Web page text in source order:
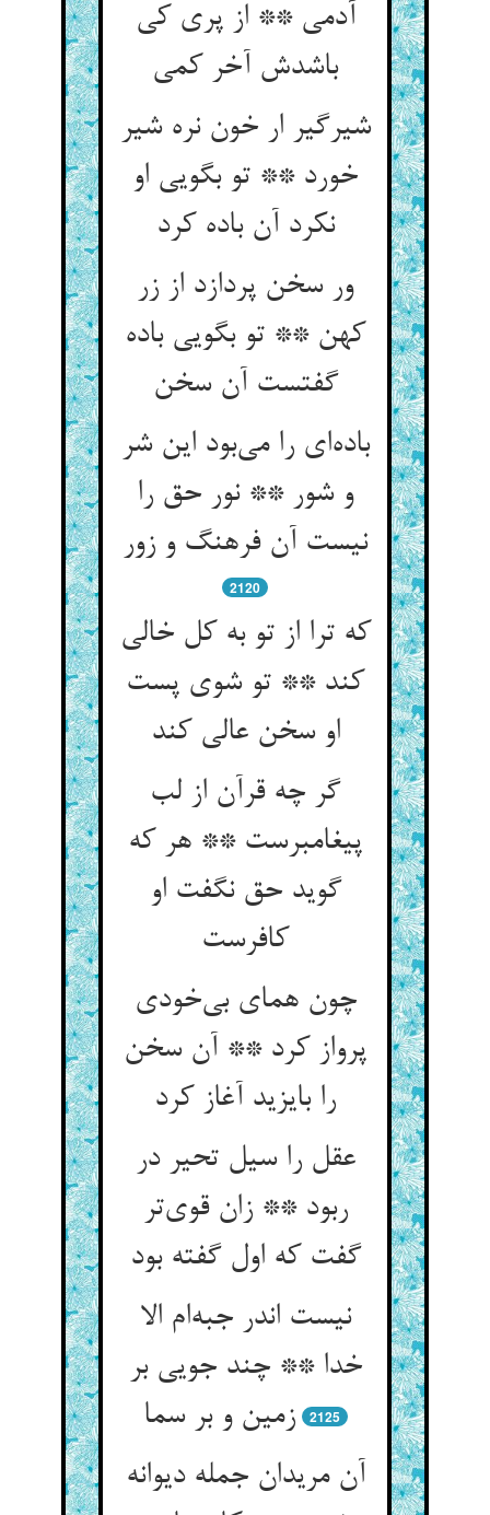
آدمی ** از پری کی
باشدش آخر کمی
شیرگیر ار خون نره شیر
خورد ** تو بگویی او
نکرد آن باده کرد
ور سخن پردازد از زر
کهن ** تو بگویی باده
گفتست آن سخن
باده‌ای را می‌بود این شر
و شور ** نور حق را
نیست آن فرهنگ و زور
2120
که ترا از تو به کل خالی
کند ** تو شوی پست
او سخن عالی کند
گر چه قرآن از لب
پیغامبرست ** هر که
گوید حق نگفت او
کافرست
چون همای بی‌خودی
پرواز کرد ** آن سخن
را بایزید آغاز کرد
عقل را سیل تحیر در
ربود ** زان قوی‌تر
گفت که اول گفته بود
نیست اندر جبه‌ام الا
خدا ** چند جویی بر
زمین و بر سما
2125
آن مریدان جمله دیوانه